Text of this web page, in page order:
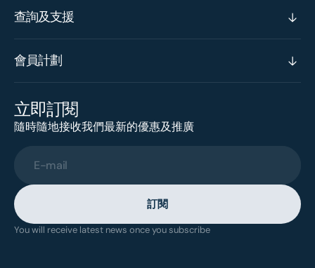
查詢及支援
會員計劃
立即訂閱
隨時隨地接收我們最新的優惠及推廣
E-mail
訂閱
You will receive latest news once you subscribe